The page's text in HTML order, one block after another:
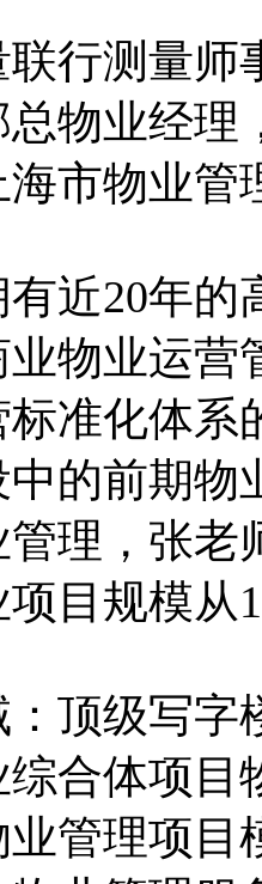
测量师
物业经理
市物业管
20年的
物业运营
准化体系
的前期物
理，张老
目规模从
级写字
合体项目
管理项目